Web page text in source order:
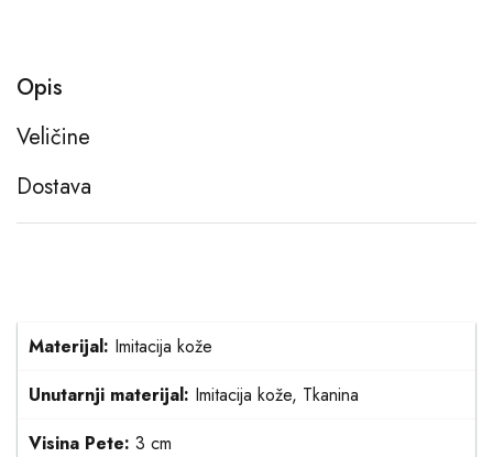
Opis
Veličine
Dostava
Materijal: Imitacija kože
Unutarnji materijal: Imitacija kože, Tkanina
Visina Pete: 3 cm